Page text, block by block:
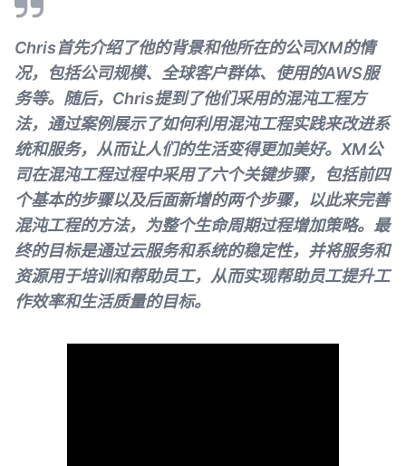
Chris首先介绍了他的背景和他所在的公司XM的情
况，包括公司规模、全球客户群体、使用的AWS服
务等。随后，Chris提到了他们采用的混沌工程方
法，通过案例展示了如何利用混沌工程实践来改进系
统和服务，从而让人们的生活变得更加美好。XM公
司在混沌工程过程中采用了六个关键步骤，包括前四
个基本的步骤以及后面新增的两个步骤，以此来完善
混沌工程的方法，为整个生命周期过程增加策略。最
终的目标是通过云服务和系统的稳定性，并将服务和
资源用于培训和帮助员工，从而实现帮助员工提升工
作效率和生活质量的目标。